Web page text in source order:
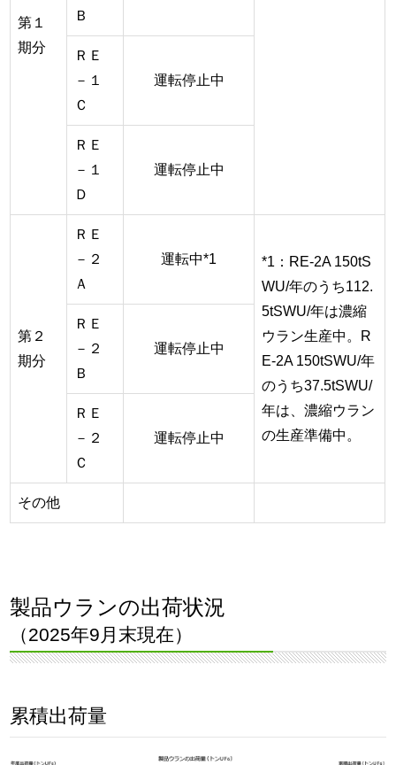
第１
期分
Ｂ
ＲＥ
－１
Ｃ
運転停止中
ＲＥ
－１
Ｄ
運転停止中
第２
期分
ＲＥ
－２
Ａ
運転中*1
*1：RE-2A 150tS
WU/年のうち112.
5tSWU/年は濃縮
ウラン生産中。R
E-2A 150tSWU/年
のうち37.5tSWU/
年は、濃縮ウラン
の生産準備中。
ＲＥ
－２
Ｂ
運転停止中
ＲＥ
－２
Ｃ
運転停止中
その他
製品ウランの出荷状況
（2025年9月末現在）
累積出荷量